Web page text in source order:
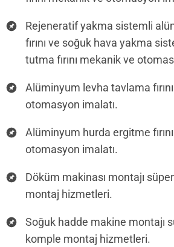
Rejeneratif yakma sistemli
fırını ve soğuk hava yakma
tutma fırını mekanik ve
Alüminyum levha tavlama
otomasyon imalatı.
Alüminyum hurda ergitme
otomasyon imalatı.
Döküm makinası montajı
montaj hizmetleri.
Soğuk hadde makine montajı
komple montaj hizmetleri.